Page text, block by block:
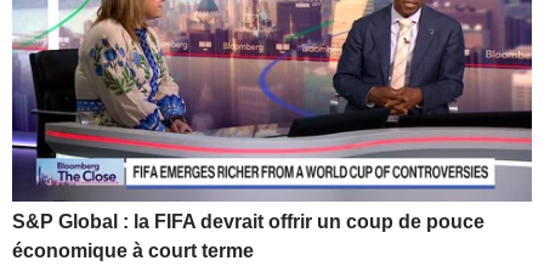
S&P Global : la FIFA devrait offrir un coup de pouce
économique à court terme